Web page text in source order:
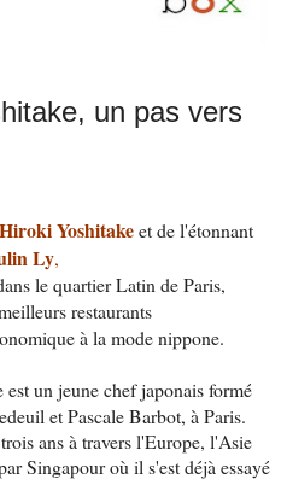
un pas vers
Hiroki Yoshitakeet de l'étonnant
Ly,
le quartier Latin de Paris,
restaurants
à la mode nippone.
est un jeune chef japonais formé
et Pascale Barbot, à Paris.
ans à travers l'Europe, l'Asie
Singapour où il s'est déjà essayé